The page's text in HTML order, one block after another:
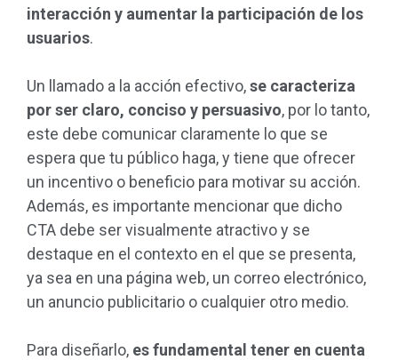
interacción y aumentar la participación de los
usuarios.
Un llamado a la acción efectivo,se caracteriza
por ser claro, conciso y persuasivo, por lo tanto,
este debe comunicar claramente lo que se
espera que tu público haga, y tiene que ofrecer
un incentivo o beneficio para motivar su acción.
Además, es importante mencionar que dicho
CTA debe ser visualmente atractivo y se
destaque en el contexto en el que se presenta,
ya sea en una página web, un correo electrónico,
un anuncio publicitario o cualquier otro medio.
Para diseñarlo, es fundamental tener en cuenta